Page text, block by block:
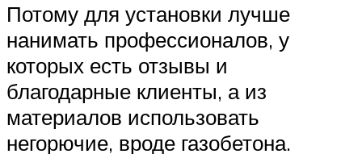
Потому для установки лучше
нанимать профессионалов, у
которых есть отзывы и
благодарные клиенты, а из
материалов использовать
негорючие, вроде газобетона.